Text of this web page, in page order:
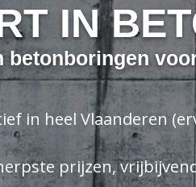
IN
betonboringen
in heel Vlaanderen
prijzen,